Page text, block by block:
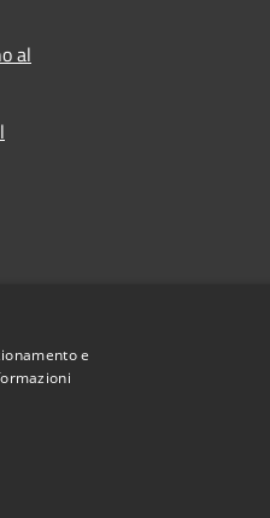
al
e